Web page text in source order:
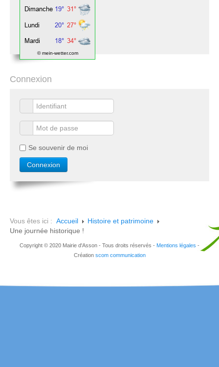
© mein-wetter.com
Connexion
Se souvenir de moi
Vous êtes ici : Accueil
Histoire et patrimoine
Une journée historique !
Copyright © 2020 Mairie d'Asson - Tous droits réservés - Mentions légales -
Création scom communication